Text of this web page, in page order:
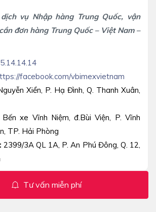
vụ Nhập hàng Trung Quốc, vận
đơn hàng Trung Quốc – Việt Nam –
facebook.com/vbimexvietnam
Xiển, P. Hạ Đình, Q. Thanh Xuân,
Bến xe Vĩnh Niệm, đ.Bùi Viện, P. Vĩnh
TP. Hải Phòng
2399/3A QL 1A, P. An Phú Đông, Q. 12,
Tư vấn miễn phí